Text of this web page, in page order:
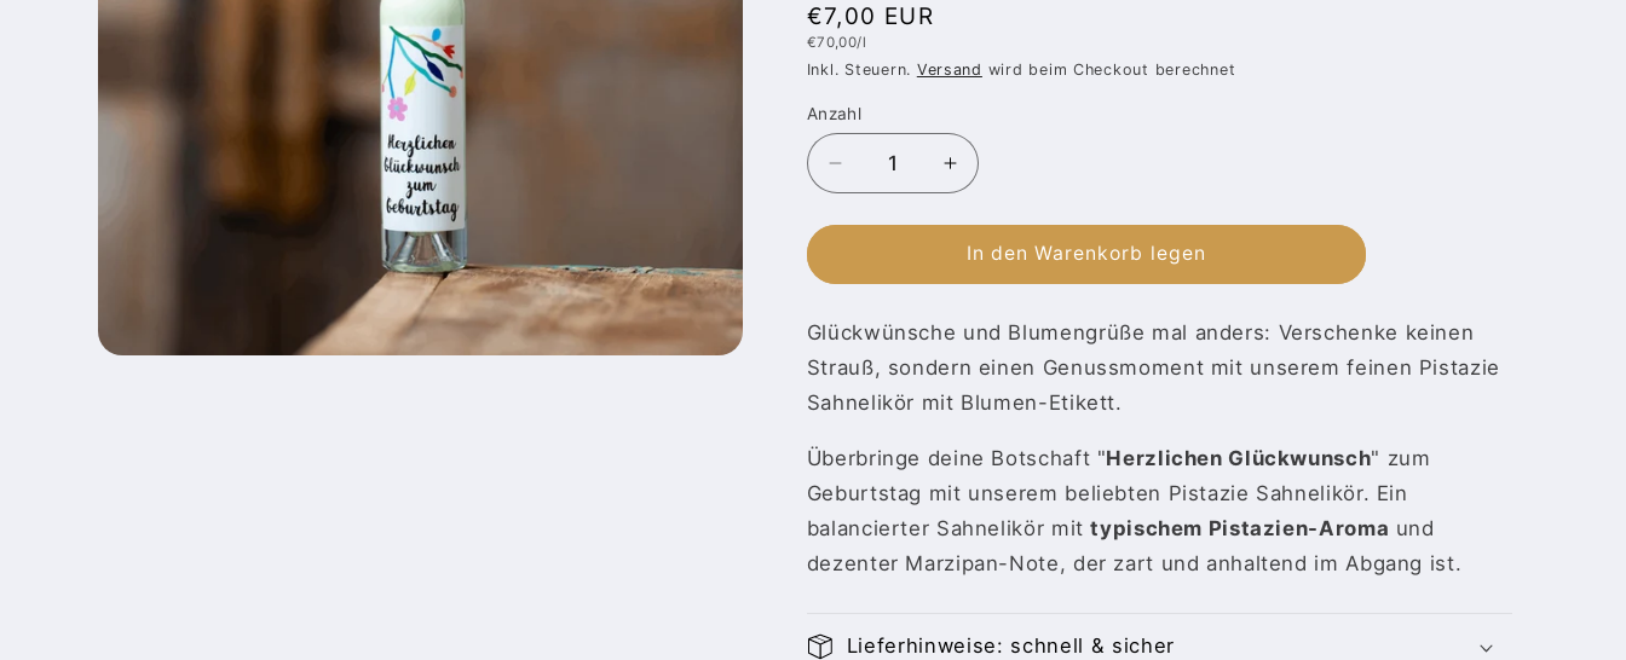
Normaler
Preis
€7,00 EUR
Grundpreis
€70,00/l
Inkl. Steuern. Versand wird beim Checkout berechnet
Anzahl
Anzahl
Verringere
die
Menge
Glückwunsch
Geburtstag
Sahnelikör
Blumen
|
Pistazien
Likör
Erhöhe
die
Menge
für
Glückwunsch
Geburtstag
Sahnelikör
Blumen
|
Pistazien
Likör
In den Warenkorb legen
Glückwünsche und Blumengrüße mal anders: Verschenke keinen
Strauß, sondern einen Genussmoment mit unserem feinen Pistazie
Sahnelikör mit Blumen-Etikett.
Überbringe deine Botschaft "Herzlichen Glückwunsch" zum
Geburtstag mit unserem beliebten Pistazie Sahnelikör. Ein
balancierter Sahnelikör mittypischem Pistazien-Aroma und
dezenter Marzipan-Note, der zart und anhaltend im Abgang ist.
Lieferhinweise: schnell & sicher